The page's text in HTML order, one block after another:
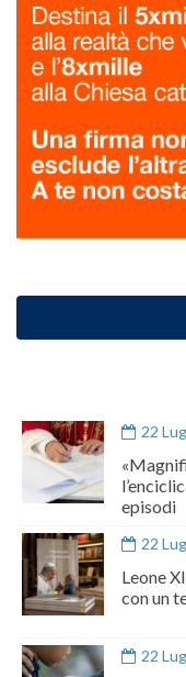
22
episodi
22
Leone
con un
22